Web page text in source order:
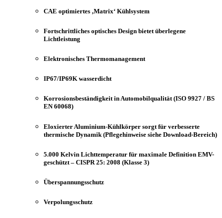
CAE optimiertes ‚Matrix‘ Kühlsystem
Fortschrittliches optisches Design bietet überlegene
Lichtleistung
Elektronisches Thermomanagement
IP67/IP69K wasserdicht
Korrosionsbeständigkeit in Automobilqualität (ISO 9927 / BS
EN 60068)
Eloxierter Aluminium-Kühlkörper sorgt für verbesserte
thermische Dynamik (Pflegehinweise siehe Download-Bereich)
5.000 Kelvin Lichttemperatur für maximale Definition EMV-
geschützt – CISPR 25: 2008 (Klasse 3)
Überspannungsschutz
Verpolungsschutz